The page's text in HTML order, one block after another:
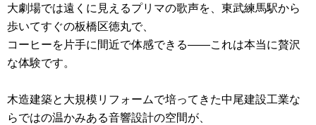
大劇場では遠くに見えるプリマの歌声を、東武練馬駅から
歩いてすぐの板橋区徳丸で、
コーヒーを片手に間近で体感できる——これは本当に贅沢
な体験です。
木造建築と大規模リフォームで培ってきた中尾建設工業な
らではの温かみある音響設計の空間が、